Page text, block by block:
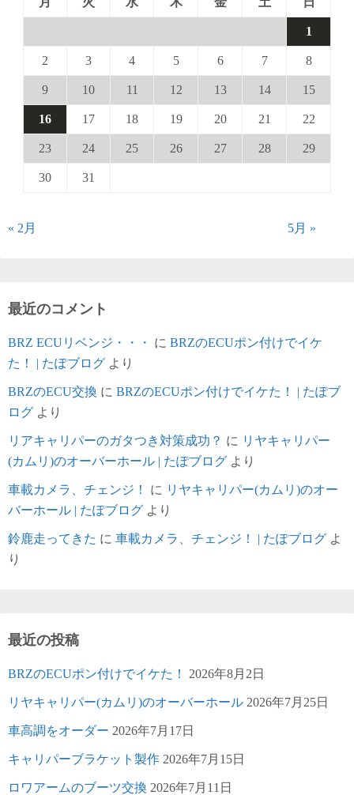
1
2 3 4 5 6 7 8
9 10 11 12 13 14 15
16 17 18 19 20 21 22
23 24 25 26 27 28 29
30 31
« 2月 5月 »
最近のコメント
BRZ ECUリベンジ・・・ に BRZのECUポン付けでイケ
た！ | たぽブログ より
BRZのECU交換 に BRZのECUポン付けでイケた！ | たぽブ
ログ より
リアキャリパーのガタつき対策成功？ に リヤキャリパー
(カムリ)のオーバーホール | たぽブログ より
車載カメラ、チェンジ！ に リヤキャリパー(カムリ)のオー
バーホール | たぽブログ より
鈴鹿走ってきた に 車載カメラ、チェンジ！ | たぽブログ よ
り
最近の投稿
BRZのECUポン付けでイケた！ 2026年8月2日
リヤキャリパー(カムリ)のオーバーホール 2026年7月25日
車高調をオーダー 2026年7月17日
キャリパーブラケット製作 2026年7月15日
ロワアームのブーツ交換 2026年7月11日